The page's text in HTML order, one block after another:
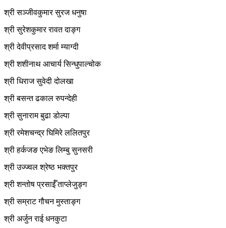
श्री सञ्जीवकुमार सुरज धनुषा
श्री सुरेशकुमार रावत दाङ्ग
श्री देवीप्रसाद शर्मा म्याग्दी
श्री शशीनाथ आचार्य सिन्धुपाल्चोक
श्री धिराज सुवेदी दोलखा
श्री बसन्त ढकाल रुपन्देही
श्री सुनाराम बुढा डोल्पा
श्री रमेशचन्द्र घिमिरे ललितपुर
श्री हर्कजङ एभेङ लिम्बु सुनसरी
श्री उज्ज्वल श्रेष्ठ भक्तपुर
श्री शन्तोष प्रसाईँ ताप्लेजुङ्ग
श्री सम्राट गौचन मुस्ताङ्ग
श्री अर्जुन राई धनकुटा